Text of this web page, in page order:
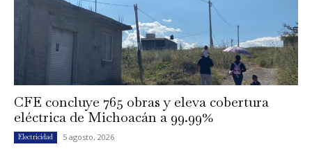
CFE concluye 765 obras y eleva cobertura
eléctrica de Michoacán a 99.99%
Electricidad 5 agosto, 2026